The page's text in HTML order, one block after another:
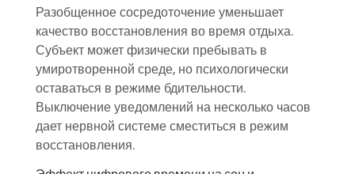
Разобщенное сосредоточение уменьшает
качество восстановления во время отдыха.
Субъект может физически пребывать в
умиротворенной среде, но психологически
оставаться в режиме бдительности.
Выключение уведомлений на несколько часов
дает нервной системе сместиться в режим
восстановления.